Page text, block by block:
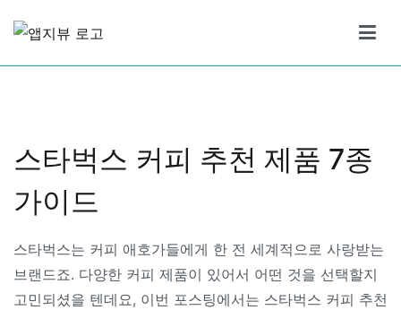
content
스타벅스 커피 추천 제품 7종
가이드
스타벅스는 커피 애호가들에게 한 전 세계적으로 사랑받는
브랜드죠. 다양한 커피 제품이 있어서 어떤 것을 선택할지
고민되셨을 텐데요, 이번 포스팅에서는 스타벅스 커피 추천